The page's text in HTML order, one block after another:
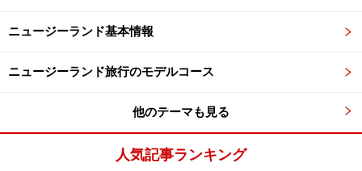
ニュージーランド基本情報
ニュージーランド旅行のモデルコース
他のテーマも見る
人気記事ランキング